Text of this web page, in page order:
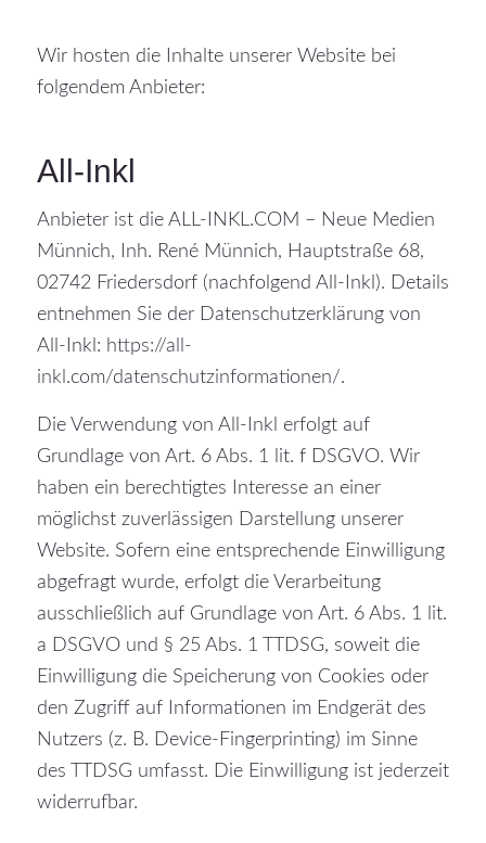
Wir hosten die Inhalte unserer Website bei
folgendem Anbieter:
All-Inkl
Anbieter ist die ALL-INKL.COM – Neue Medien
Münnich, Inh. René Münnich, Hauptstraße 68,
02742 Friedersdorf (nachfolgend All-Inkl). Details
entnehmen Sie der Datenschutzerklärung von
All-Inkl: https://all-
inkl.com/datenschutzinformationen/.
Die Verwendung von All-Inkl erfolgt auf
Grundlage von Art. 6 Abs. 1 lit. f DSGVO. Wir
haben ein berechtigtes Interesse an einer
möglichst zuverlässigen Darstellung unserer
Website. Sofern eine entsprechende Einwilligung
abgefragt wurde, erfolgt die Verarbeitung
ausschließlich auf Grundlage von Art. 6 Abs. 1 lit.
a DSGVO und § 25 Abs. 1 TTDSG, soweit die
Einwilligung die Speicherung von Cookies oder
den Zugriff auf Informationen im Endgerät des
Nutzers (z. B. Device-Fingerprinting) im Sinne
des TTDSG umfasst. Die Einwilligung ist jederzeit
widerrufbar.